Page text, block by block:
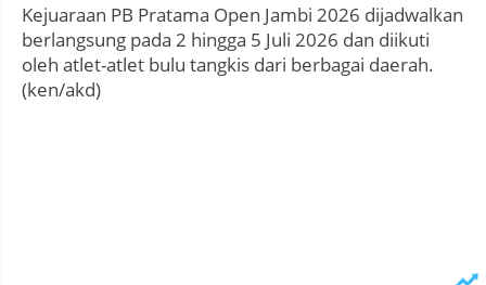
Kejuaraan PB Pratama Open Jambi 2026 dijadwalkan
berlangsung pada 2 hingga 5 Juli 2026 dan diikuti
oleh atlet-atlet bulu tangkis dari berbagai daerah.
(ken/akd)